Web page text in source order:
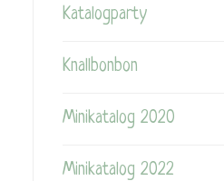
Katalogparty
Knallbonbon
Minikatalog 2020
Minikatalog 2022